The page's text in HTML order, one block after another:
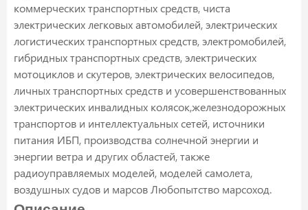
коммерческих транспортных средств, чиста
электрических легковых автомобилей, электрических
логистических транспортных средств, электромобилей,
гибридных транспортных средств, электрических
мотоциклов и скутеров, электрических велосипедов,
личных транспортных средств и усовершенствованных
электрических инвалидных колясок,железнодорожных
транспортов и интеллектуальных сетей, источники
питания ИБП, производства солнечной энергии и
энергии ветра и других областей, также
радиоуправляемых моделей, моделей самолета,
воздушных судов и марсов Любопытство марсоход.